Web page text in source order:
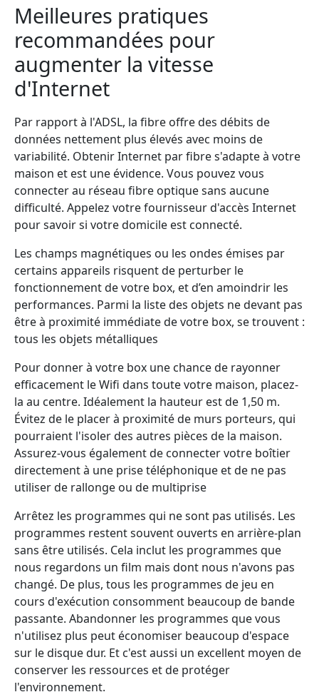
Meilleures pratiques
recommandées pour
augmenter la vitesse
d'Internet
Par rapport à l'ADSL, la fibre offre des débits de
données nettement plus élevés avec moins de
variabilité. Obtenir Internet par fibre s'adapte à votre
maison et est une évidence. Vous pouvez vous
connecter au réseau fibre optique sans aucune
difficulté. Appelez votre fournisseur d'accès Internet
pour savoir si votre domicile est connecté.
Les champs magnétiques ou les ondes émises par
certains appareils risquent de perturber le
fonctionnement de votre box, et d’en amoindrir les
performances. Parmi la liste des objets ne devant pas
être à proximité immédiate de votre box, se trouvent :
tous les objets métalliques
Pour donner à votre box une chance de rayonner
efficacement le Wifi dans toute votre maison, placez-
la au centre. Idéalement la hauteur est de 1,50 m.
Évitez de le placer à proximité de murs porteurs, qui
pourraient l'isoler des autres pièces de la maison.
Assurez-vous également de connecter votre boîtier
directement à une prise téléphonique et de ne pas
utiliser de rallonge ou de multiprise
Arrêtez les programmes qui ne sont pas utilisés. Les
programmes restent souvent ouverts en arrière-plan
sans être utilisés. Cela inclut les programmes que
nous regardons un film mais dont nous n'avons pas
changé. De plus, tous les programmes de jeu en
cours d'exécution consomment beaucoup de bande
passante. Abandonner les programmes que vous
n'utilisez plus peut économiser beaucoup d'espace
sur le disque dur. Et c'est aussi un excellent moyen de
conserver les ressources et de protéger
l'environnement.